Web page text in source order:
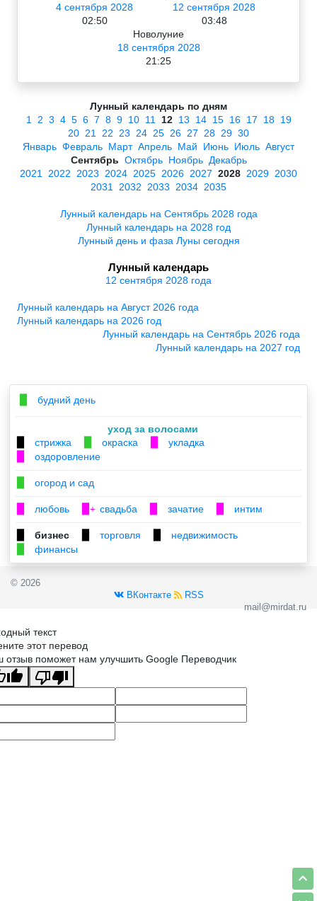
4 сентября 2028
02:50
12 сентября 2028
03:48
Новолуние
18 сентября 2028
21:25
Лунный календарь по дням
1
2 3 4 5 6 7 8 9 10 11 12 13 14 15 16 17 18 19
20 21 22 23 24 25 26 27 28 29 30
Январь Февраль Март Апрель Май Июнь Июль Август
Сентябрь Октябрь Ноябрь Декабрь
2021
2022 2023 2024 2025 2026 2027 2028 2029 2030
2031
2032 2033 2034 2035
Лунный календарь на Сентябрь 2028 года
Лунный календарь на 2028 год
Лунный день и фаза Луны сегодня
Лунный календарь
12 сентября 2028 года
Лунный календарь на Август 2026 года
Лунный календарь на 2026 год
Лунный календарь на Сентябрь 2026 года
Лунный календарь на 2027 год
будний день
уход за волосами
стрижка окраска укладка
оздоровление
огород и сад
любовь ▉+ свадьба зачатие интим
бизнес торговля недвижимость
финансы
© 2026
ВКонтакте
RSS
mail@mirdat.ru
текст
этот перевод
отзыв поможет нам улучшить Google Переводчик